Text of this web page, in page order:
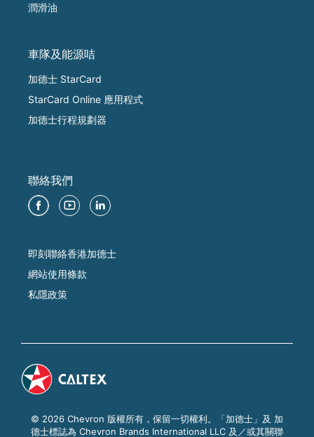
潤滑油
車隊及能源咭
加德士 StarCard
StarCard Online 應用程式
加德士行程規劃器
聯絡我們
即刻聯絡香港加德士
網站使用條款
私隱政策
© 2026 Chevron 版權所有，保留一切權利。「加德士」及 加
德士標誌為 Chevron Brands International LLC 及／或其關聯